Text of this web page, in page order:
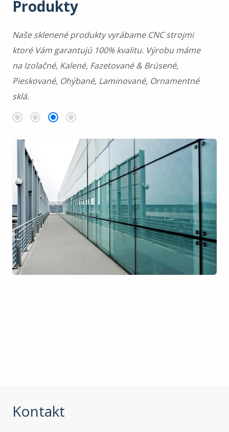
Produkty
Naše sklenené produkty vyrábame CNC strojmi
ktoré Vám garantujú 100% kvalitu. Výrobu máme
na Izolačné, Kalené, Fazetované & Brúsené,
Pieskované, Ohýbané, Laminované, Ornamentné
sklá.
Kontakt